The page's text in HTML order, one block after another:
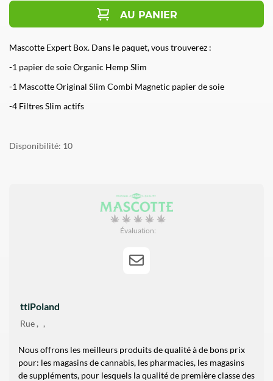
AU PANIER
Mascotte Expert Box. Dans le paquet, vous trouverez :
-1 papier de soie Organic Hemp Slim
-1 Mascotte Original Slim Combi Magnetic papier de soie
-4 Filtres Slim actifs
Disponibilité 10
Évaluation:
ttiPoland
Rue
Nous offrons les meilleurs produits de qualité à de bons prix
pour: les magasins de cannabis, les pharmacies, les magasins
de suppléments, pour lesquels la qualité de première classe des